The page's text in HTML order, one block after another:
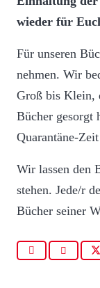
wieder für
Für unseren
nehmen. Wir
Groß bis Klein,
Bücher gesorgt
Quarantäne-
Wir lassen den
stehen. Jede/r
Bücher seiner
Kennt
Sich
–
unterwegs